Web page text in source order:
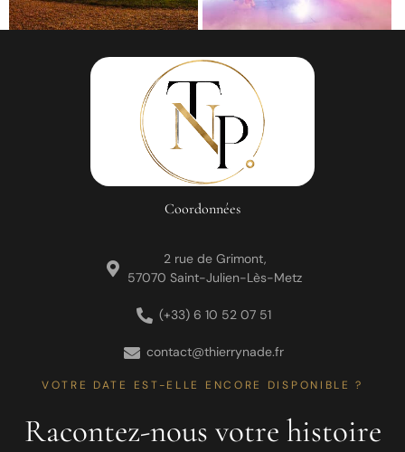
Coordonnées
2 rue de Grimont,
57070 Saint-Julien-Lès-Metz
(+33) 6 10 52 07 51
contact@thierrynade.fr
VOTRE DATE EST-ELLE ENCORE DISPONIBLE ?
Racontez-nous votre histoire